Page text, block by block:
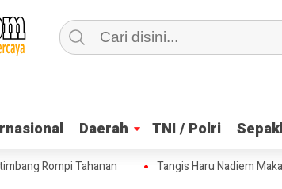
Daerah TNI / Polri
Daerah TNI / Polri
Rompi Tahanan Tangis Haru Nadiem Makarim